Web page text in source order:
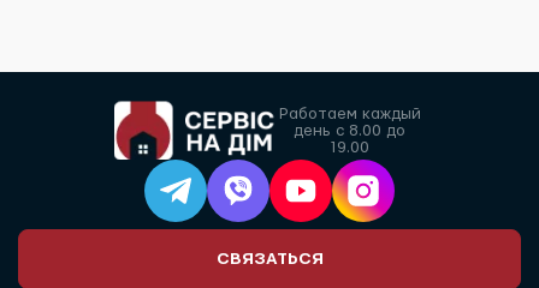
Работаем каждый
день с 8.00 до
19.00
СВЯЗАТЬСЯ